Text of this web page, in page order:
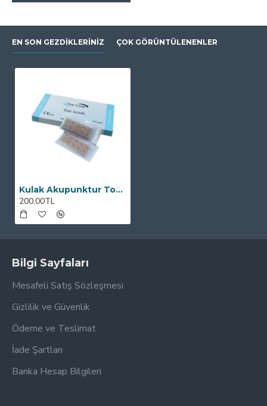
EN SON GEZDIKLERINIZ ÇOK GÖRÜNTÜLENENLER
Kulak Akupunktur Tohumu 100 Adet
200,00TL
Bilgi Sayfaları
Mesafeli Satış Sözleşmesi
Gizlilik ve Güvenlik
Ödeme ve Teslimat
İade Şartları
Banka Hesap Bilgileri